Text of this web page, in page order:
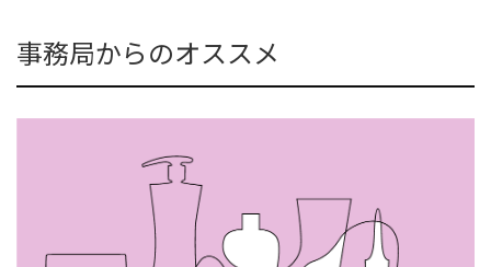
事務局からのオススメ